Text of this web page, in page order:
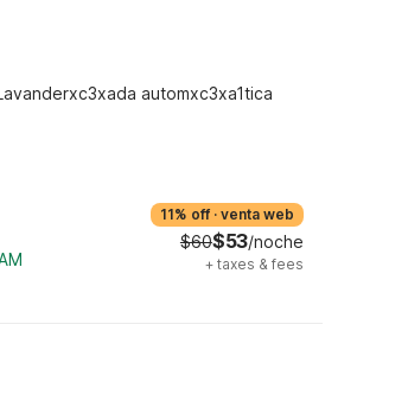
automxc3xa1tica
11% off · venta web
$60$53/noche
+ taxes & fees